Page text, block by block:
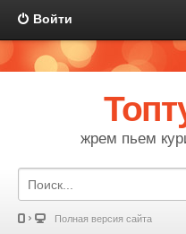
Войти
жрем пьем
Полная версия сайта